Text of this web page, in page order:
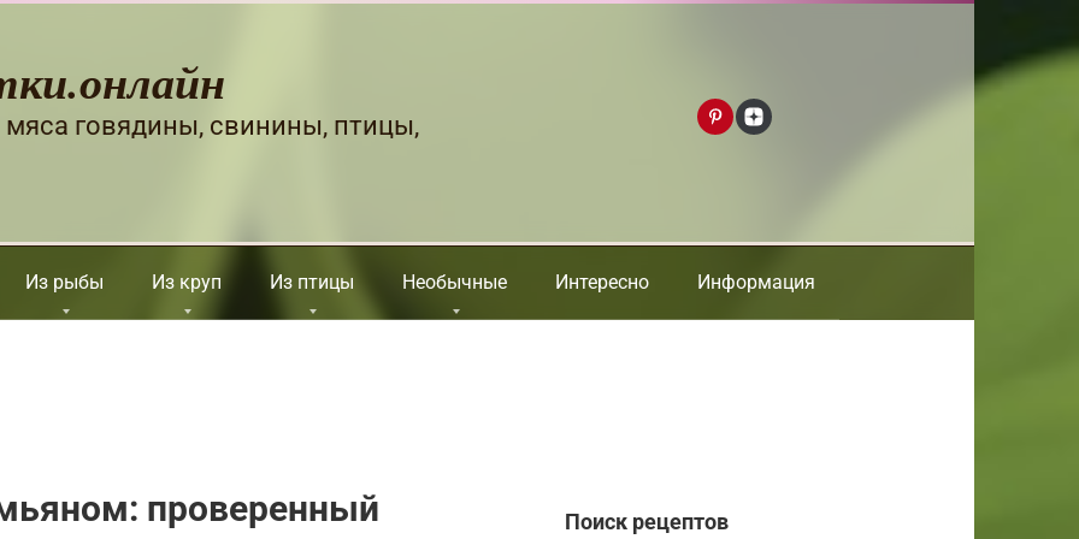
мяса говядины, свинины, птицы,
Из рыбы Из круп Из птицы Необычные Интересно Информация
проверенный
Поиск рецептов